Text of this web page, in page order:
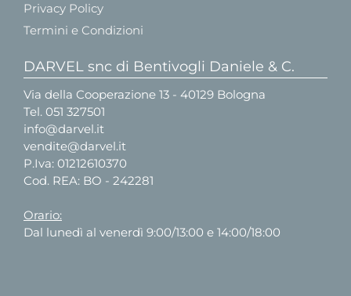
Privacy Policy
Termini e Condizioni
DARVEL snc di Bentivogli Daniele & C.
Via della Cooperazione 13 - 40129 Bologna
Tel. 051 327501
info@darvel.it
vendite@darvel.it
P.Iva: 01212610370
Cod. REA: BO - 242281
Orario:
Dal lunedì al venerdì 9:00/13:00 e 14:00/18:00